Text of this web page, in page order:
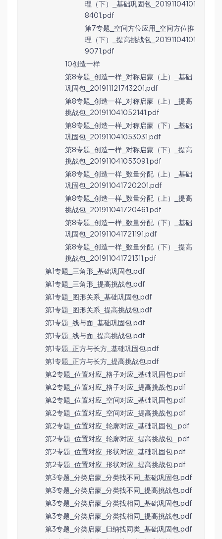
理（下）_基础巩固包_20191104101
8401.pdf
第7专题_空间方位应用_空间方位推
理（下）_提高挑战包_20191104101
9071.pdf
10创造一样
第8专题_创造一样_对称启蒙（上）_基础
巩固包_201911121743201.pdf
第8专题_创造一样_对称启蒙（上）_提高
挑战包_201911041052141.pdf
第8专题_创造一样_对称启蒙（下）_基础
巩固包_201911041053031.pdf
第8专题_创造一样_对称启蒙（下）_提高
挑战包_201911041053091.pdf
第8专题_创造一样_数量分配（上）_基础
巩固包_201911041720201.pdf
第8专题_创造一样_数量分配（上）_提高
挑战包_201911041720461.pdf
第8专题_创造一样_数量分配（下）_基础
巩固包_201911041721191.pdf
第8专题_创造一样_数量分配（下）_提高
挑战包_201911041721311.pdf
第1专题_三角形_基础巩固包.pdf
第1专题_三角形_提高挑战包.pdf
第1专题_图形关系_基础巩固包.pdf
第1专题_图形关系_提高挑战包.pdf
第1专题_线与面_基础巩固包.pdf
第1专题_线与面_提高挑战包.pdf
第1专题_正方与长方_基础巩固包.pdf
第1专题_正方与长方_提高挑战包.pdf
第2专题_位置对应_格子对应_基础巩固包.pdf
第2专题_位置对应_格子对应_提高挑战包.pdf
第2专题_位置对应_空间对应_基础巩固包.pdf
第2专题_位置对应_空间对应_提高挑战包.pdf
第2专题_位置对应_轮廓对应_基础巩固包_.pdf
第2专题_位置对应_轮廓对应_提高挑战包_.pdf
第2专题_位置对应_形状对应_基础巩固包.pdf
第2专题_位置对应_形状对应_提高挑战包.pdf
第3专题_分类启蒙_分类找不同_基础巩固包.pdf
第3专题_分类启蒙_分类找不同_提高挑战包.pdf
第3专题_分类启蒙_分类找相同_基础巩固包.pdf
第3专题_分类启蒙_分类找相同_提高挑战包.pdf
第3专题_分类启蒙_归纳找同类_基础巩固包.pdf